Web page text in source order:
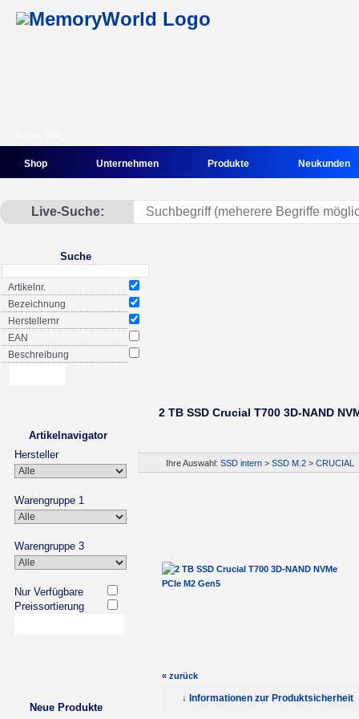
Shop Unternehmen Produkte Neukunden
Live-Suche:
Suche
Artikelnr.
Bezeichnung
Herstellernr
EAN
Beschreibung
Artikelnavigator
Hersteller
Warengruppe 1
Warengruppe 3
Nur Verfügbare
Preissortierung
Neue Produkte
2 TB SSD Crucial T700 3D-NAND
Ihre Auswahl: SSD intern > SSD M.2 > CRUCIAL
« zurück
↓ Informationen zur Produktsicherheit